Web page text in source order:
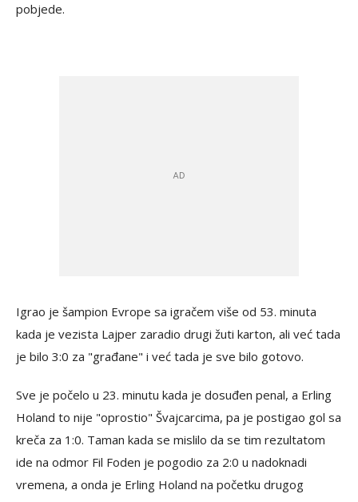
pobjede.
Igrao je šampion Evrope sa igračem više od 53. minuta
kada je vezista Lajper zaradio drugi žuti karton, ali već tada
je bilo 3:0 za "građane" i već tada je sve bilo gotovo.
Sve je počelo u 23. minutu kada je dosuđen penal, a Erling
Holand to nije "oprostio" Švajcarcima, pa je postigao gol sa
kreča za 1:0. Taman kada se mislilo da se tim rezultatom
ide na odmor Fil Foden je pogodio za 2:0 u nadoknadi
vremena, a onda je Erling Holand na početku drugog